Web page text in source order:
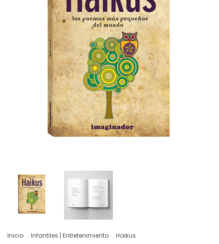
Inicio . Infantiles | Entretenimiento . Haikus